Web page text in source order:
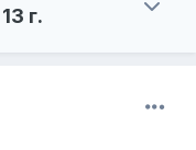
13 г.